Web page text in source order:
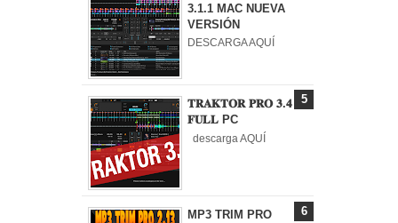
3.1.1 MAC NUEVA
VERSIÓN
DESCARGA AQUÍ
𝐓𝐑𝐀𝐊𝐓𝐎𝐑 𝐏𝐑𝐎 𝟑.𝟒
𝐅𝐔𝐋𝐋 PC
descarga AQUÍ
MP3 TRIM PRO